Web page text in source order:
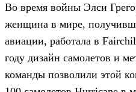
Во время войны Элси
женщина в мире,
авиации, работала в
году дизайн самолетов и
команды позволили этой